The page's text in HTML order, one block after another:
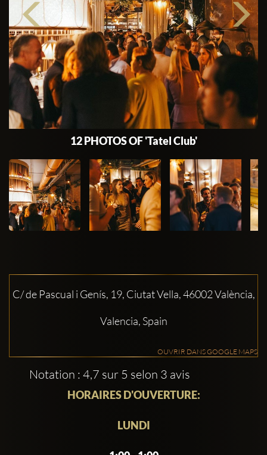
12 PHOTOS OF 'Tatel Club'
C/ de Pascual i Genís, 19, Ciutat Vella, 46002 València,
Valencia, Spain
OUVRIR DANS GOOGLE MAPS
Notation : 4,7 sur 5 selon 3 avis
HORAIRES D'OUVERTURE:
LUNDI